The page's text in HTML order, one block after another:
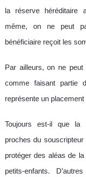
la réserve héréditaire
même, on ne peut
bénéficiaire reçoit les
Par ailleurs, on ne peut
comme faisant partie
représente un
Toujours est-il que la
proches du
protéger des aléas de
petits-enfants.